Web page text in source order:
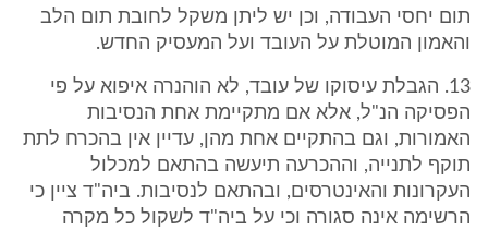
תום יחסי העבודה, וכן יש ליתן משקל לחובת תום הלב
והאמון המוטלת על העובד ועל המעסיק החדש.
13. הגבלת עיסוקו של עובד, לא הוהנרה איפוא על פי
הפסיקה הנ"ל, אלא אם מתקיימת אחת הנסיבות
האמורות, וגם בהתקיים אחת מהן, עדיין אין בהכרח לתת
תוקף לתנייה, וההכרעה תיעשה בהתאם למכלול
העקרונות והאינטרסים, ובהתאם לנסיבות. ביה"ד ציין כי
הרשימה אינה סגורה וכי על ביה"ד לשקול כל מקרה